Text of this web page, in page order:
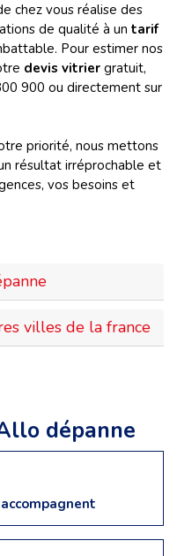
chez vous réalise des
de qualité à un tarif
Pour estimer nos
devis vitrier gratuit,
900 ou directement sur
priorité, nous mettons
résultat irréprochable et
vos besoins et
villes de la france
dépanne